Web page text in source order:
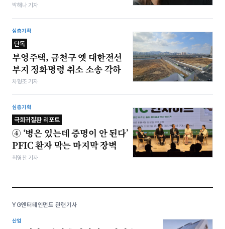
박해나 기자
심층기획
단독
부영주택, 금천구 옛 대한전선
부지 정화명령 취소 소송 각하
차형조 기자
심층기획
극희귀질환 리포트
④ ‘병은 있는데 증명이 안 된다’
PFIC 환자 막는 마지막 장벽
최영찬 기자
YG엔터테인먼트 관련기사
산업